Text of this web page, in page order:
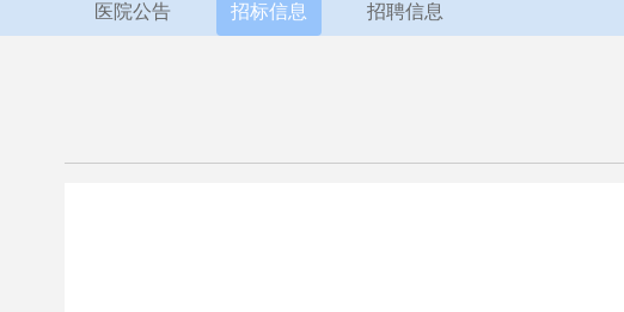
医院公告 招标信息 招聘信息